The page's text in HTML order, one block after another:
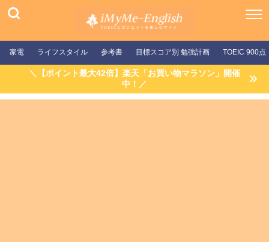
家電 ライフスタイル 参考書 目標スコア別 勉強計画 TOEIC 900点
＼【ポイント最大42倍】楽天「お買い物マラソン」開催
中！／